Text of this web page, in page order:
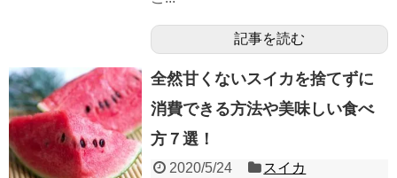
記事を読む
全然甘くないスイカを捨てずに
消費できる方法や美味しい食べ
方７選！
2020/5/24
スイカ